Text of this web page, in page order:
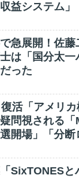
益システム」
急展開！佐藤
は「国分太一
った
活「アメリ
問視される
開場」「分断
SixTONESと